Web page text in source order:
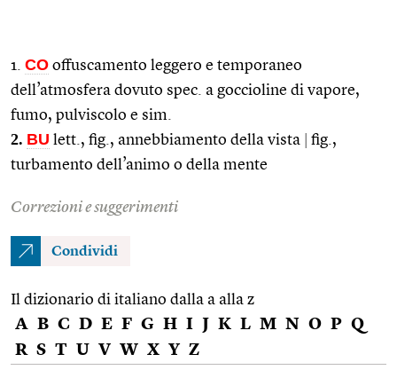
1. CO offuscamento leggero e temporaneo
dell’atmosfera dovuto spec. a goccioline di vapore,
fumo, pulviscolo e sim.
2. BU lett., fig., annebbiamento della vista
fig.,
turbamento dell’animo o della mente
Correzioni e suggerimenti
Condividi
Il dizionario di italiano dalla a alla z
A B C D E F G H I J K L M N O P Q
R S T U V W X Y Z